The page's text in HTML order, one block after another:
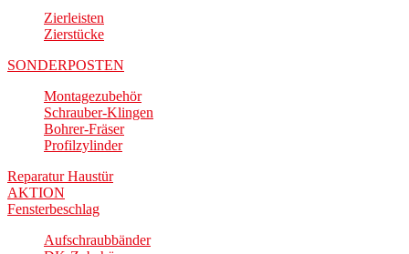
Zierleisten
Zierstücke
SONDERPOSTEN
Montagezubehör
Schrauber-Klingen
Bohrer-Fräser
Profilzylinder
Reparatur Haustür
AKTION
Fensterbeschlag
Aufschraubbänder